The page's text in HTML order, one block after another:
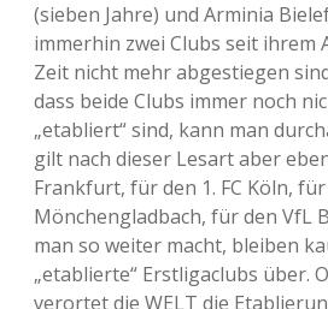
(sieben Jahre) und Arminia
immerhin zwei Clubs seit ihrem
Zeit nicht mehr abgestiegen
dass beide Clubs immer noch
„etabliert“ sind, kann man
gilt nach dieser Lesart aber
Frankfurt, für den 1. FC Köln,
Mönchengladbach, für den VfL
man so weiter macht, bleiben
„etablierte“ Erstligaclubs über.
verortet die WELT die